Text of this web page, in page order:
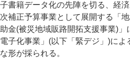
子書籍データ化の先陣を切る、経
次補正予算事業として展開する「
助金(被災地域販路開拓支援事業)
電子化事業」(以下「緊デジ」)によ
な形が採られる。